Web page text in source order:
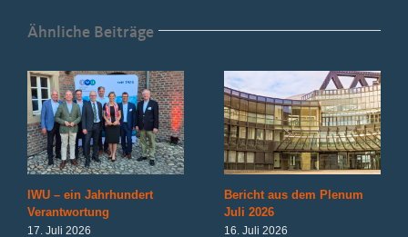
Ähnliche Beiträge
IWU – ein Jahrhundert
Verantwortung
17. Juli 2026
Bericht aus dem Plenum
Juli 2026
16. Juli 2026